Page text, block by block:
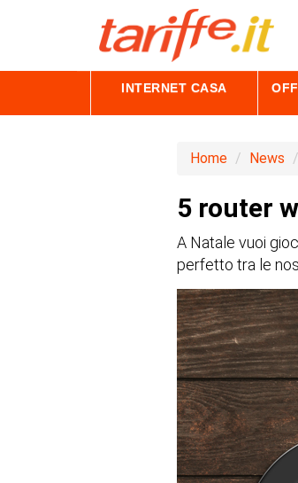
INTERNET CASA
Home News
5 router
A Natale vuoi
perfetto tra le